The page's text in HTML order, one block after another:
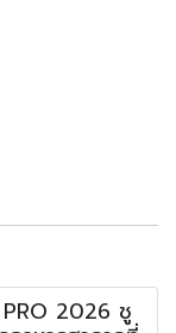
2026 ชู